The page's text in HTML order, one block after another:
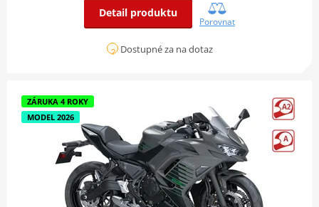
Detail produktu
Porovnat
Dostupné za na dotaz
ZÁRUKA 4 ROKY
MODEL 2026